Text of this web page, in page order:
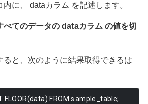
に、 dataカラム を記述します。
べてのデータの dataカラム の値を切
ると、次のように結果取得できるは
FLOOR(data) FROM sample_table;